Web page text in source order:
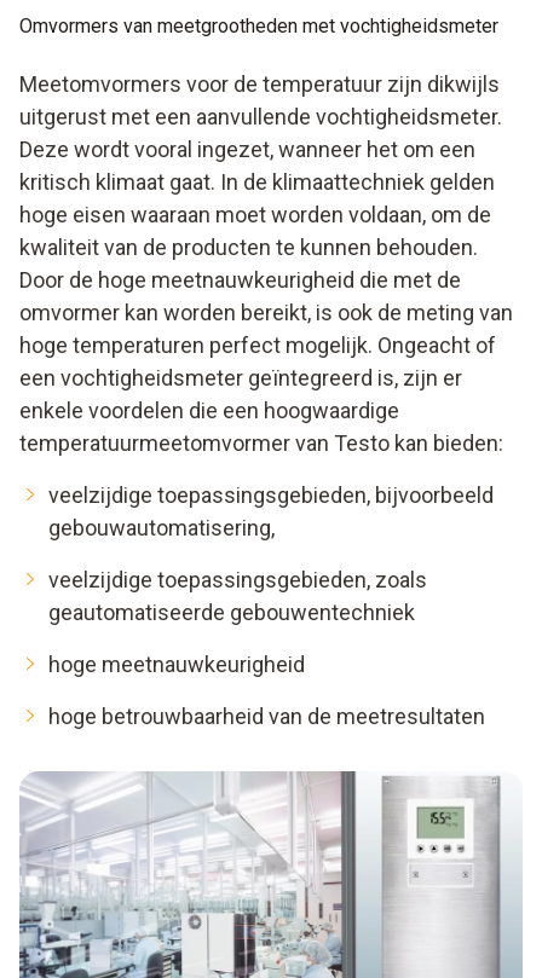
Omvormers van meetgrootheden met vochtigheidsmeter
Meetomvormers voor de temperatuur zijn dikwijls
uitgerust met een aanvullende vochtigheidsmeter.
Deze wordt vooral ingezet, wanneer het om een
kritisch klimaat gaat. In de klimaattechniek gelden
hoge eisen waaraan moet worden voldaan, om de
kwaliteit van de producten te kunnen behouden.
Door de hoge meetnauwkeurigheid die met de
omvormer kan worden bereikt, is ook de meting van
hoge temperaturen perfect mogelijk. Ongeacht of
een vochtigheidsmeter geïntegreerd is, zijn er
enkele voordelen die een hoogwaardige
temperatuurmeetomvormer van Testo kan bieden:
veelzijdige toepassingsgebieden, bijvoorbeeld
gebouwautomatisering,
veelzijdige toepassingsgebieden, zoals
geautomatiseerde gebouwentechniek
hoge meetnauwkeurigheid
hoge betrouwbaarheid van de meetresultaten